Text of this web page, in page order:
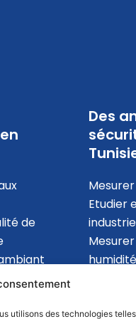
utilisons des technologies
de
Des
Etudier
en